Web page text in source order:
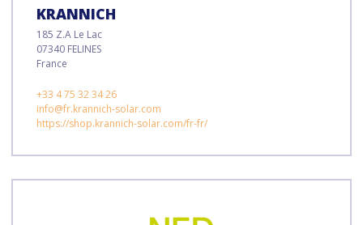
KRANNICH
185 Z.A Le Lac
07340 FELINES
France
+33 4 75 32 34 26
info@fr.krannich-solar.com
https://shop.krannich-solar.com/fr-fr/